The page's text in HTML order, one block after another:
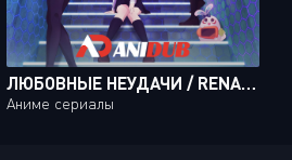
ЛЮБОВНЫЕ НЕУДАЧИ / RENAI FLOPS [12 ИЗ 12]
Аниме сериалы